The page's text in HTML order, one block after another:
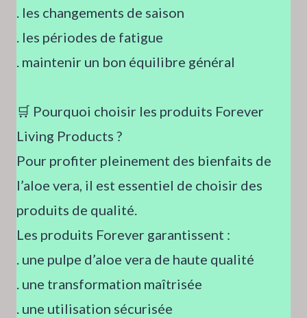
. les changements de saison
. les périodes de fatigue
. maintenir un bon équilibre général
🛒 Pourquoi choisir les produits Forever
Living Products ?
Pour profiter pleinement des bienfaits de
l’aloe vera, il est essentiel de choisir des
produits de qualité.
Les produits Forever garantissent :
. une pulpe d’aloe vera de haute qualité
. une transformation maîtrisée
. une utilisation sécurisée